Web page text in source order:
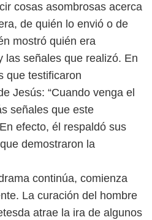
cosas asombrosas acerca
de quién lo envió o de
mostró quién era
las señales que realizó. En
que testificaron
Jesús: “Cuando venga el
señales que este
efecto, él respaldó sus
demostraron la
continúa, comienza
La curación del hombre
atrae la ira de algunos